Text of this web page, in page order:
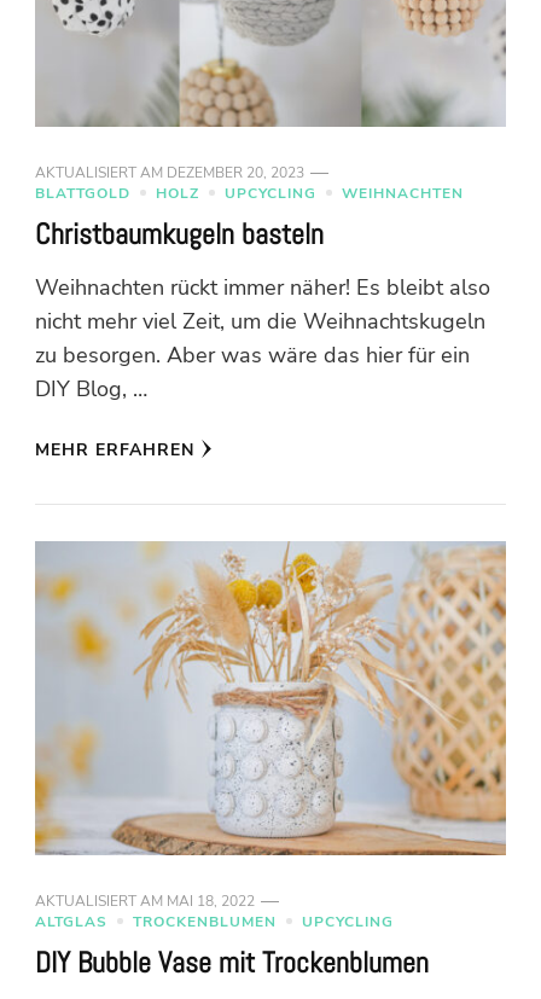
AKTUALISIERT AM DEZEMBER 20, 2023
BLATTGOLD
HOLZ UPCYCLING WEIHNACHTEN
Christbaumkugeln basteln
Weihnachten rückt immer näher! Es bleibt also
nicht mehr viel Zeit, um die Weihnachtskugeln
zu besorgen. Aber was wäre das hier für ein
DIY Blog, …
MEHR ERFAHREN
AKTUALISIERT AM MAI 18, 2022
ALTGLAS
TROCKENBLUMEN UPCYCLING
DIY Bubble Vase mit Trockenblumen